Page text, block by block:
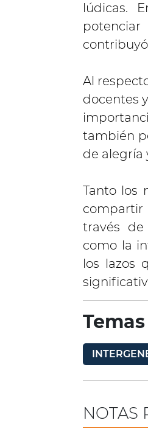
lúdicas.
Al
docentes
también
de alegría
Tanto los
través de
como la
los lazos
Temas
NOTAS